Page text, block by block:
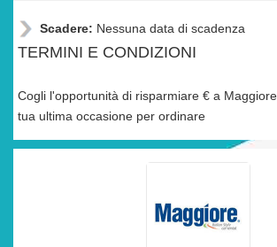
Scadere: Nessuna data di scadenza
TERMINI E CONDIZIONI
Cogli l'opportunità di risparmiare € a
tua ultima occasione per ordinare